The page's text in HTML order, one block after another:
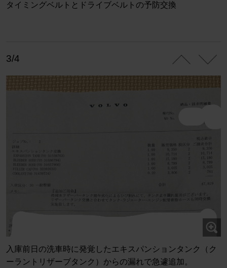
タイミングベルトとドライブベルトの予防交換
3/4
入庫前日の洗車時に発覚したエキスパンションタンク（ク
ーラントリザーブタンク）からの漏れで急遽追加。